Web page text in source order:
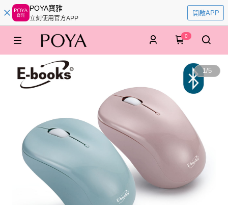
POYA寶雅
立刻使用官方APP
開啟APP
0
1/5